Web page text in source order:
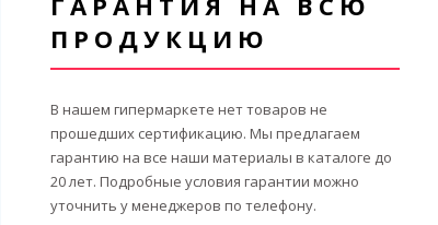
ПРОДУКЦИЮ
В нашем гипермаркете нет товаров не
прошедших сертификацию. Мы предлагаем
гарантию на все наши материалы в каталоге до
20 лет. Подробные условия гарантии можно
уточнить у менеджеров по телефону.